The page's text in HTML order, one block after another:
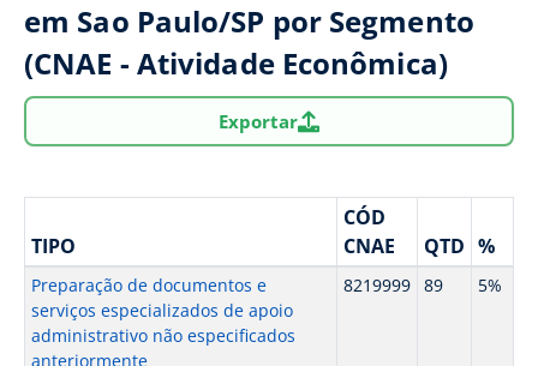
em Sao Paulo/SP por Segmento
(CNAE - Atividade Econômica)
Exportar
TIPO
CÓD
CNAE
QTD %
Preparação de documentos e
serviços especializados de apoio
administrativo não especificados
anteriormente
8219999 89 5%